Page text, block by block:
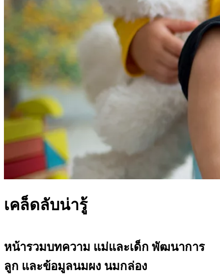
เคล็ดลับน่ารู้
หน้ารวมบทความ แม่และเด็ก พัฒนาการ
ลูก และข้อมูลนมผง นมกล่อง